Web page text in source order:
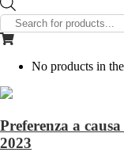
search
No products in
Preferenza a
2023